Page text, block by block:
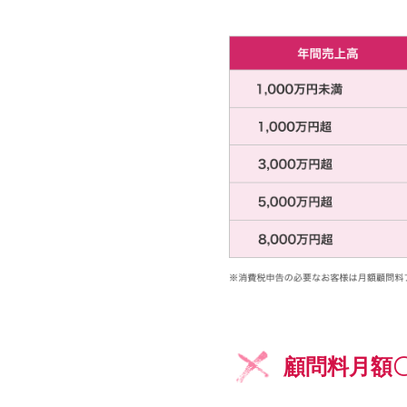
顧問料月額